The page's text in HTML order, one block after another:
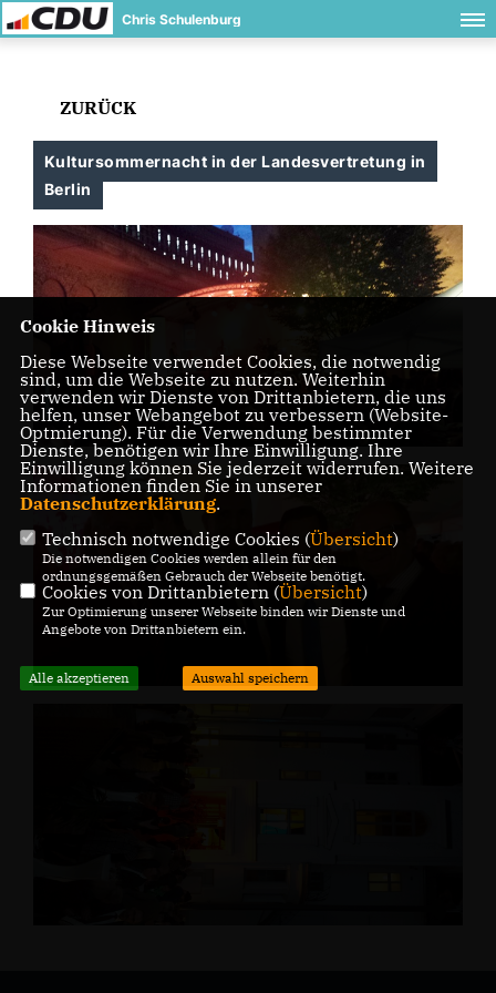
Chris Schulenburg
ZURÜCK
Kultursommernacht in der Landesvertretung in
Berlin
Cookie Hinweis
Diese Webseite verwendet Cookies, die notwendig
sind, um die Webseite zu nutzen. Weiterhin
verwenden wir Dienste von Drittanbietern, die uns
helfen, unser Webangebot zu verbessern (Website-
Optmierung). Für die Verwendung bestimmter
Dienste, benötigen wir Ihre Einwilligung. Ihre
Einwilligung können Sie jederzeit widerrufen. Weitere
Informationen finden Sie in unserer
Datenschutzerklärung.
Technisch notwendige Cookies (Übersicht)
Die notwendigen Cookies werden allein für den
ordnungsgemäßen Gebrauch der Webseite benötigt.
Cookies von Drittanbietern (Übersicht)
Zur Optimierung unserer Webseite binden wir Dienste und
Angebote von Drittanbietern ein.
Alle akzeptieren Auswahl speichern